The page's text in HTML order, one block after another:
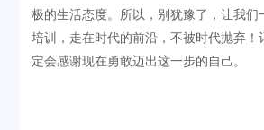
极的生活态度。所以，别犹豫了，让我们
培训，走在时代的前沿，不被时代抛弃！
定会感谢现在勇敢迈出这一步的自己。